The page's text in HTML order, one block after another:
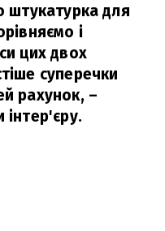
штукатурка для
і
цих двох
суперечки
рахунок, –
інтер'єру.